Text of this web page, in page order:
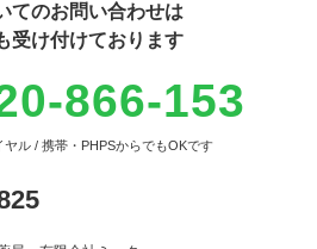
てのお問い合わせは
受け付けております
866-153
ル / 携帯・PHPSからでもOKです